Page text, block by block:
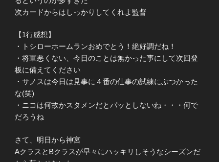
次カードからはしっかりしてくれよ監督
【1行感想】
・トシローホームランおめでとう！絶好調だね！
・将軍悪くない、今日のことは無かった事にして次回登
板に備えてください
・サノスは今日は見事に４番の仕事の試練にぶつかった
な(笑)
・ニコは何故かスタメンだとパッとしないね・・・何で
だろうね
さて、明日から神宮
AクラスとBクラスが早々にハッキリしそうなシーズンだ